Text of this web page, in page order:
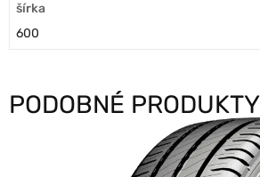
šírka
600
PODOBNÉ PRODUKTY